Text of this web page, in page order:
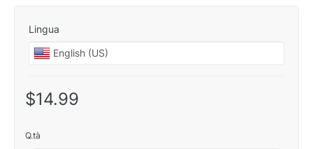
Lingua
$14.99
Q.tà